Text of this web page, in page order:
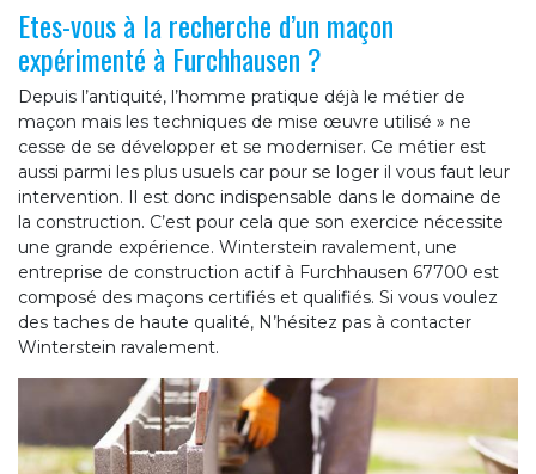
Etes-vous à la recherche d’un maçon
expérimenté à Furchhausen ?
Depuis l’antiquité, l’homme pratique déjà le métier de
maçon mais les techniques de mise œuvre utilisé » ne
cesse de se développer et se moderniser. Ce métier est
aussi parmi les plus usuels car pour se loger il vous faut leur
intervention. Il est donc indispensable dans le domaine de
la construction. C’est pour cela que son exercice nécessite
une grande expérience. Winterstein ravalement, une
entreprise de construction actif à Furchhausen 67700 est
composé des maçons certifiés et qualifiés. Si vous voulez
des taches de haute qualité, N’hésitez pas à contacter
Winterstein ravalement.